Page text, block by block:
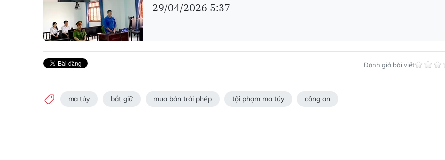
29/04/2026 5:37
Đánh giá bài viết
ma túy bắt giữ mua bán trái phép tội phạm ma túy công an